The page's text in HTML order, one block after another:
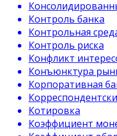
Контроль банка
Контрольная
Контроль риска
Конфликт
Конъюнктура
Корпоративная
Котировка
Коэффициент